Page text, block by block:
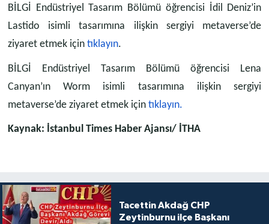
BİLGİ Endüstriyel Tasarım Bölümü öğrencisi İdil Deniz’in
Lastido isimli tasarımına ilişkin sergiyi metaverse’de
ziyaret etmek için tıklayın.
BİLGİ Endüstriyel Tasarım Bölümü öğrencisi Lena
Canyan’ın Worm isimli tasarımına ilişkin sergiyi
metaverse’de ziyaret etmek için tıklayın.
Kaynak: İstanbul Times Haber Ajansı/ İTHA
Tacettin Akdağ CHP
Zeytinburnu ilçe Başkanı